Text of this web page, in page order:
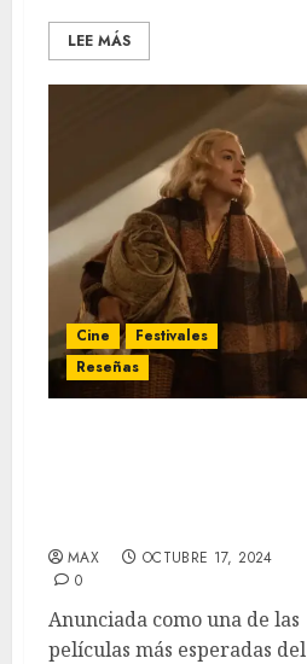
LEE MÁS
Cine
Festivales
Reseñas
MAX
OCTUBRE 17, 2024
0
Anunciada como una de las
películas más esperadas del